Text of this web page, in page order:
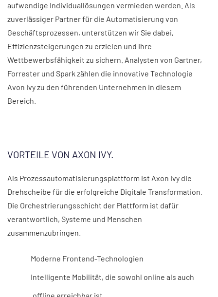
aufwendige Individuallösungen vermieden werden. Als
zuverlässiger Partner für die Automatisierung von
Geschäftsprozessen, unterstützen wir Sie dabei,
Effizienzsteigerungen zu erzielen und Ihre
Wettbewerbsfähigkeit zu sichern. Analysten von Gartner,
Forrester und Spark zählen die innovative Technologie
Avon Ivy zu den führenden Unternehmen in diesem
Bereich.
VORTEILE VON AXON IVY.
Als Prozessautomatisierungsplattform ist Axon Ivy die
Drehscheibe für die erfolgreiche Digitale Transformation.
Die Orchestrierungsschicht der Plattform ist dafür
verantwortlich, Systeme und Menschen
zusammenzubringen.
Moderne Frontend-Technologien
Intelligente Mobilität, die sowohl online als auch